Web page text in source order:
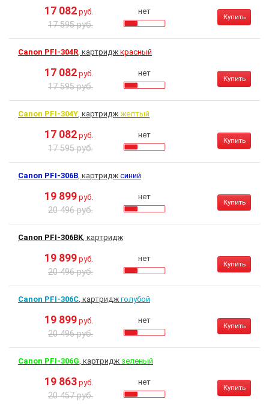
17 082 руб.
17 595 руб.
нет
Купить
Canon PFI-304R, картридж красный
17 082 руб.
17 595 руб.
нет
Купить
Canon PFI-304Y, картридж желтый
17 082 руб.
17 595 руб.
нет
Купить
Canon PFI-306B, картридж синий
19 899 руб.
20 496 руб.
нет
Купить
Canon PFI-306BK, картридж
19 899 руб.
20 496 руб.
нет
Купить
Canon PFI-306C, картридж голубой
19 899 руб.
20 496 руб.
нет
Купить
Canon PFI-306G, картридж зеленый
19 863 руб.
20 457 руб.
нет
Купить